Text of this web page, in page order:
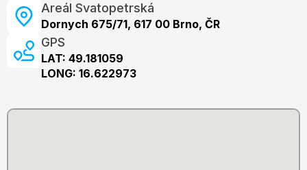
Areál Svatopetrská
Dornych 675/71, 617 00 Brno, ČR
GPS
LAT: 49.181059
LONG: 16.622973